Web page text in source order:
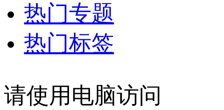
热门专题
热门标签
请使用电脑访问